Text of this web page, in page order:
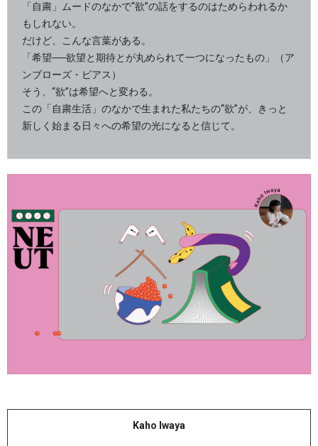
「自粛」ムードのなかで“欲”の話をするのはためらわれるか
もしれない。
だけど、こんな言葉がある。
「希望──欲望と期待とが丸められて一つになったもの」（ア
ンブローズ・ビアス）
そう、“欲”は希望へと変わる。
この「自粛生活」のなかで生まれた私たちの“欲”が、きっと
新しく始まる日々への希望の光になると信じて。
Kaho Iwaya